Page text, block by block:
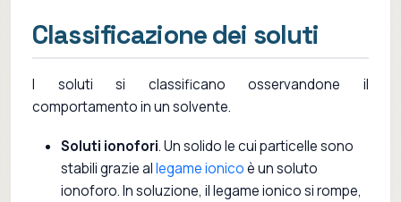
Classificazione dei soluti
I soluti si classificano osservandone il
comportamento in un solvente.
Soluti ionofori. Un solido le cui particelle sono
stabili grazie allegame ionicoè un soluto
ionoforo. In soluzione, il legame ionico si rompe,